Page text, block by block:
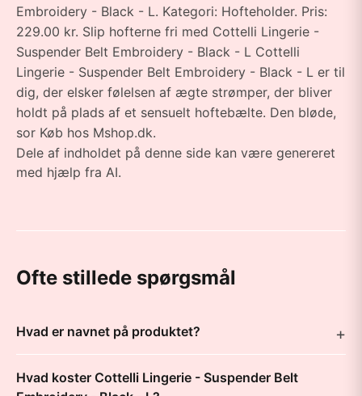
Embroidery - Black - L. Kategori: Hofteholder. Pris:
229.00 kr. Slip hofterne fri med Cottelli Lingerie -
Suspender Belt Embroidery - Black - L Cottelli
Lingerie - Suspender Belt Embroidery - Black - L er til
dig, der elsker følelsen af ægte strømper, der bliver
holdt på plads af et sensuelt hoftebælte. Den bløde,
sor Køb hos Mshop.dk.
Dele af indholdet på denne side kan være genereret
med hjælp fra AI.
Ofte stillede spørgsmål
Hvad er navnet på produktet?
Hvad koster Cottelli Lingerie - Suspender Belt